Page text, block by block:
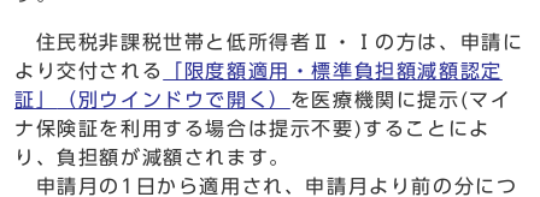
住民税非課税世帯と低所得者Ⅱ・Ⅰの方は、申請に
より交付される
「限度額適用・標準負担額減額認定
証」
（別ウインドウで開く） を医療機関に提示(マイ
ナ保険証を利用する場合は提示不要)することによ
り、負担額が減額されます。
申請月の1日から適用され、申請月より前の分につ